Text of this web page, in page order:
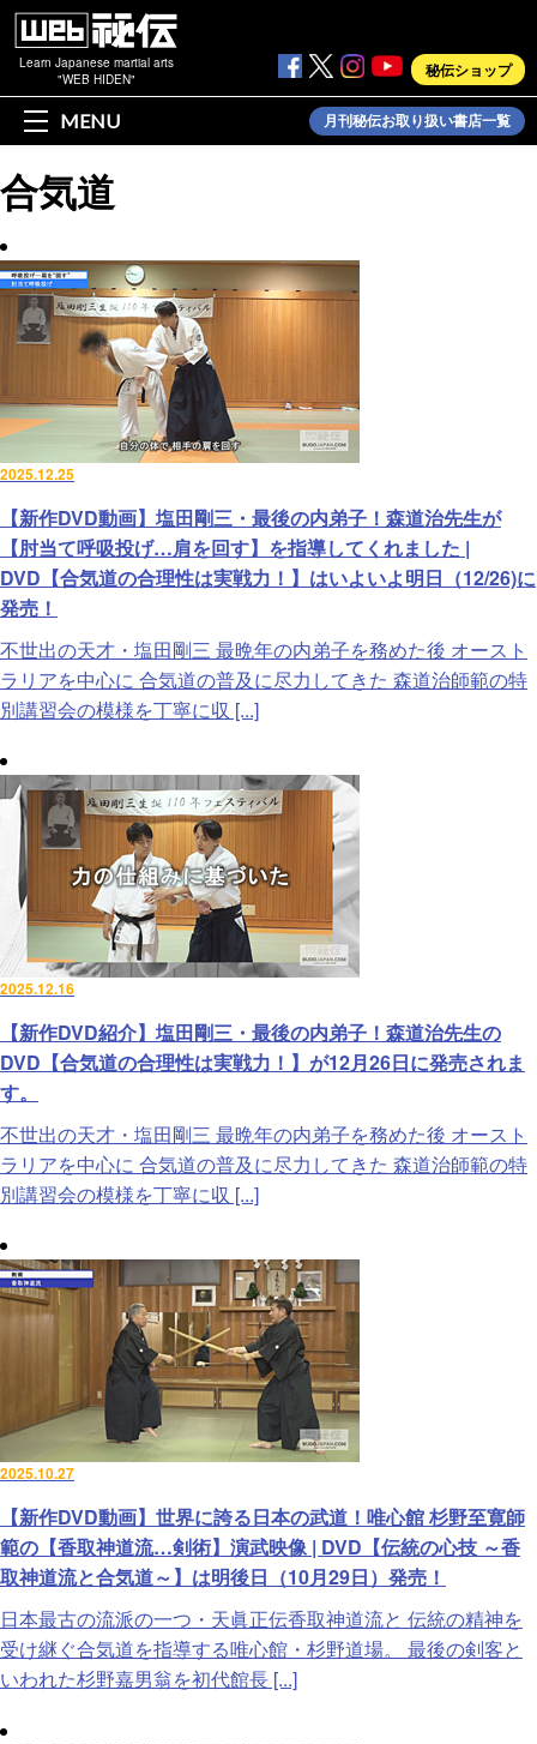
Learn Japanese martial arts
"WEB HIDEN"
秘伝ショップ
MENU 月刊秘伝お取り扱い書店一覧
合気道
2025.12.25
【新作DVD動画】塩田剛三・最後の内弟子！森道治先生が
【肘当て呼吸投げ…肩を回す】を指導してくれました |
DVD【合気道の合理性は実戦力！】はいよいよ明日（12/26)に
発売！
不世出の天才・塩田剛三 最晩年の内弟子を務めた後 オースト
ラリアを中心に 合気道の普及に尽力してきた 森道治師範の特
別講習会の模様を丁寧に収 [...]
2025.12.16
【新作DVD紹介】塩田剛三・最後の内弟子！森道治先生の
DVD【合気道の合理性は実戦力！】が12月26日に発売されま
す。
不世出の天才・塩田剛三 最晩年の内弟子を務めた後 オースト
ラリアを中心に 合気道の普及に尽力してきた 森道治師範の特
別講習会の模様を丁寧に収 [...]
2025.10.27
【新作DVD動画】世界に誇る日本の武道！唯心館 杉野至寛師
範の【香取神道流…剣術】演武映像 | DVD【伝統の心技 ～香
取神道流と合気道～】は明後日（10月29日）発売！
日本最古の流派の一つ・天眞正伝香取神道流と 伝統の精神を
受け継ぐ合気道を指導する唯心館・杉野道場。 最後の剣客と
いわれた杉野嘉男翁を初代館長 [...]